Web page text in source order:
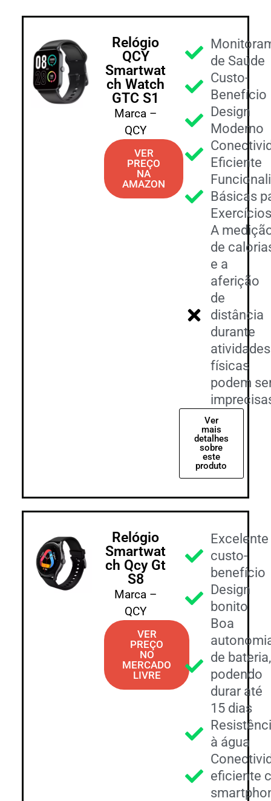
Relógio
QCY
Smartwat
ch Watch
GTC S1
Marca –
QCY
VER
PREÇO
NA
AMAZON
de Saúde
Custo-
Benefício
Design
Moderno
Eficiente
Básicas
A
de
e a
aferição
de
distância
durante
atividades
físicas
podem
Ver
mais
detalhes
sobre
este
produto
Relógio
Smartwat
ch Qcy Gt
S8
Marca –
QCY
VER
PREÇO
NO
MERCADO
LIVRE
Excelente
custo-
benefício
Design
bonito
Boa
de bateria,
podendo
durar até
15 dias
à água
eficiente